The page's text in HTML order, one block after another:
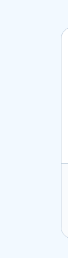
for Black